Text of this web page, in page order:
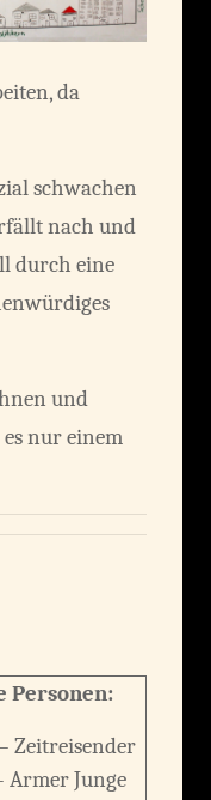
da
schwachen
nach und
durch eine
und
nur einem
Personen:
Zeitreisender
Armer Junge